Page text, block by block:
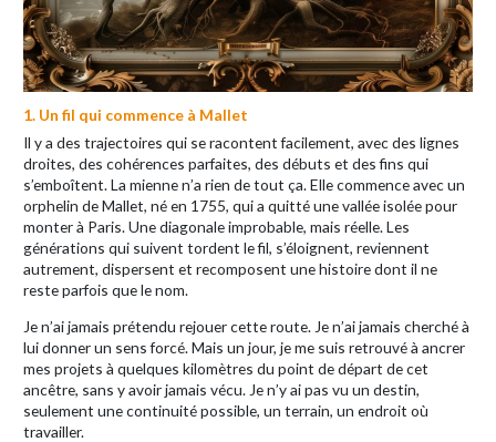
1. Un fil qui commence à Mallet
Il y a des trajectoires qui se racontent facilement, avec des lignes
droites, des cohérences parfaites, des débuts et des fins qui
s’emboîtent. La mienne n’a rien de tout ça. Elle commence avec un
orphelin de Mallet, né en 1755, qui a quitté une vallée isolée pour
monter à Paris. Une diagonale improbable, mais réelle. Les
générations qui suivent tordent le fil, s’éloignent, reviennent
autrement, dispersent et recomposent une histoire dont il ne
reste parfois que le nom.
Je n’ai jamais prétendu rejouer cette route. Je n’ai jamais cherché à
lui donner un sens forcé. Mais un jour, je me suis retrouvé à ancrer
mes projets à quelques kilomètres du point de départ de cet
ancêtre, sans y avoir jamais vécu. Je n’y ai pas vu un destin,
seulement une continuité possible, un terrain, un endroit où
travailler.